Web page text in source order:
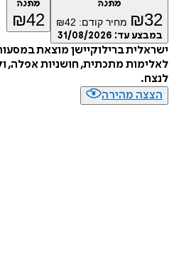
₪ מחיר קודם: ₪42
עד:31/08/2026
₪ 42
ברילוקיישן מוצאת במסעות
מתכתית, חושניות אפלה, וקשר
מהירה